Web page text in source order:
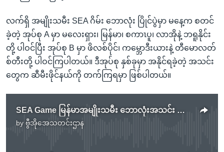
လက်ရှိ အမျိုးသမီး SEA ဂိမ်း ဘောလုံး ပြိုင်ပွဲမှာ မနေ့က စတင်
ခဲ့တဲ့ အုပ်စု A မှာ မလေးရှား၊ မြန်မာ၊ စကာၤပူ၊ လာအိုနဲ့ ဘရူနိုင်း
တို့ ပါဝင်ပြီး အုပ်စု B မှာ ဖိလစ်ပိုင်၊ ကမ္ဘောဒီးယားနဲ့ တီမောလတ်
စ်တီးတို့ ပါဝင်ကြပါတယ်။ ဒီအုပ်စု နှစ်ခုမှာ အနိုင်ရခဲ့တဲ့ အသင်း
တွေက ဆီမီးဖိုင်နယ်ကို တက်ကြရမှာ ဖြစ်ပါတယ်။
SEA Game မြန်မာအမျိုးသမီး ဘောလုံးအသင်း ထိုင်းကို ပွဲပြီးခါနီးကပ်ရှုံး
by ဗွီအိုအေသတင်းဌာန
No media source currently available